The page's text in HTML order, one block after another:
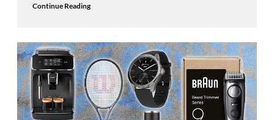
Continue Reading